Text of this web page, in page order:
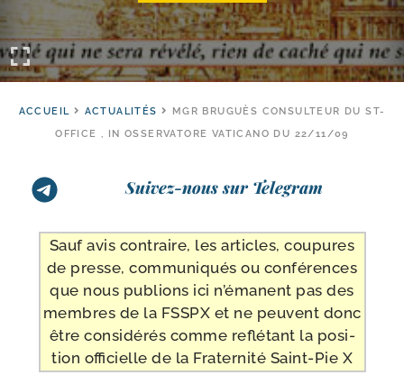
ACCUEIL ACTUALITÉS
MGR BRUGUÈS CONSULTEUR DU ST-
OFFICE , IN OSSERVATORE VATICANO DU 22/11/09
Suivez-nous sur Telegram
Sauf avis contraire, les articles, cou­pures
de presse, com­mu­ni­qués ou confé­rences
que nous publions ici n’é­manent pas des
membres de la FSSPX et ne peuvent donc
être consi­dé­rés comme reflé­tant la posi­
tion offi­cielle de la Fraternité Saint-​Pie X